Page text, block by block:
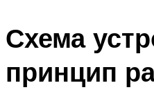
Схема
принцип